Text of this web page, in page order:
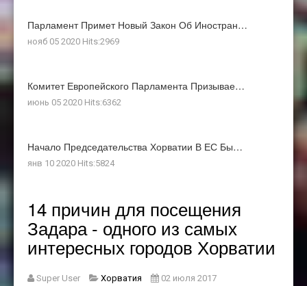
Парламент Примет Новый Закон Об Иностран…
нояб 05 2020 Hits:2969
Комитет Европейского Парламента Призывае…
июнь 05 2020 Hits:6362
Начало Председательства Хорватии В ЕС Бы…
янв 10 2020 Hits:5824
14 причин для посещения
Задара - одного из самых
интересных городов Хорватии
Super User Хорватия
02 июля 2017